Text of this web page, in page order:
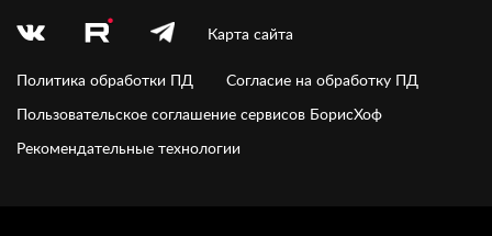
Карта сайта
Политика обработки ПД
Согласие на обработку ПД
Пользовательское соглашение сервисов БорисХоф
Рекомендательные технологии